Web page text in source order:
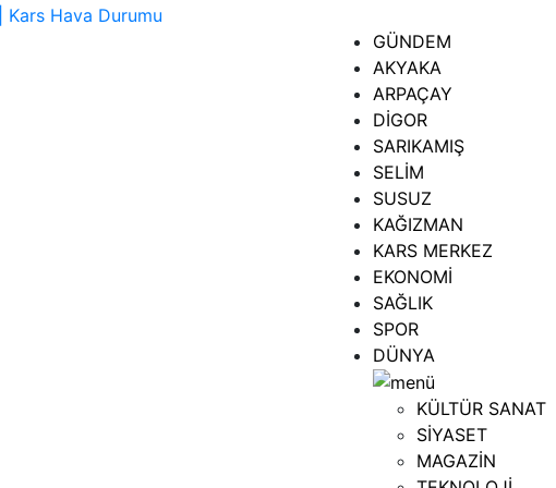
GÜNDEM
AKYAKA
ARPAÇAY
DİGOR
SARIKAMIŞ
SELİM
SUSUZ
KAĞIZMAN
KARS MERKEZ
EKONOMİ
SAĞLIK
SPOR
DÜNYA
KÜLTÜR SANAT
SİYASET
MAGAZİN